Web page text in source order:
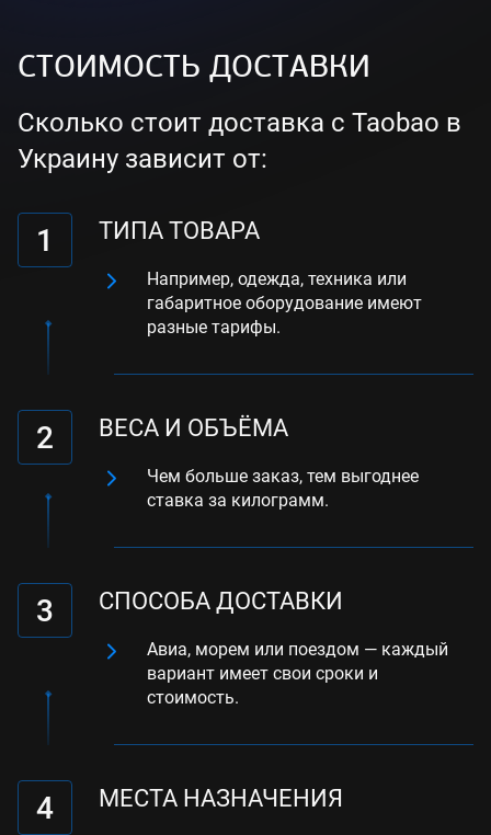
СТОИМОСТЬ ДОСТАВКИ
Сколько стоит доставка с Taobao в
Украину зависит от:
1 ТИПА ТОВАРА
Например, одежда, техника или
габаритное оборудование имеют
разные тарифы.
2 ВЕСA И ОБЪЁМА
Чем больше заказ, тем выгоднее
ставка за килограмм.
3 СПОСОБА ДОСТАВКИ
Авиа, морем или поездом — каждый
вариант имеет свои сроки и
стоимость.
4 МЕСТА НАЗНАЧЕНИЯ